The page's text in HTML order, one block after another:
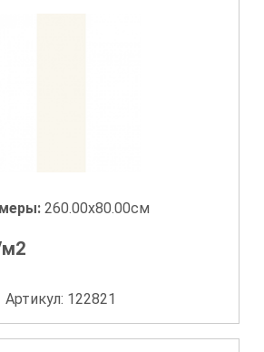
260.00x80.00см
Артикул: 122821